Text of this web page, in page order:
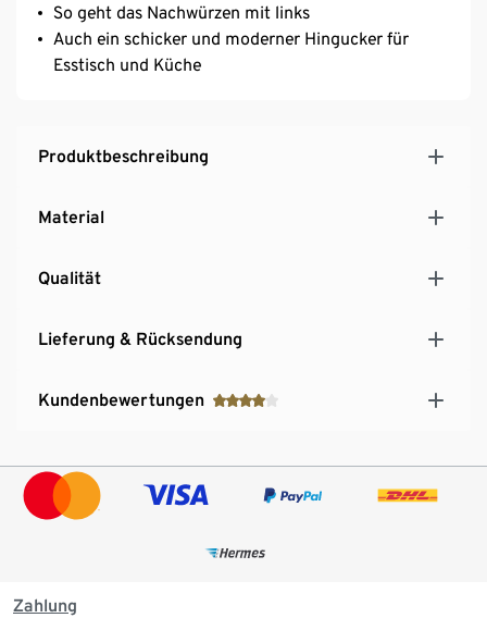
So geht das Nachwürzen mit links
Auch ein schicker und moderner Hingucker für
Esstisch und Küche
Produktbeschreibung
Material
Qualität
Lieferung & Rücksendung
Kundenbewertungen
Zahlung